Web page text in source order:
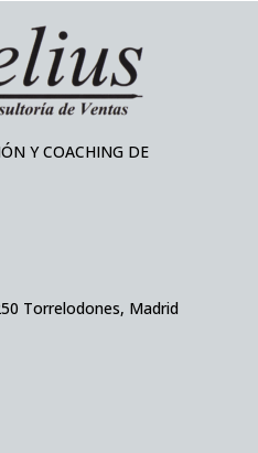
Y COACHING DE
Torrelodones, Madrid